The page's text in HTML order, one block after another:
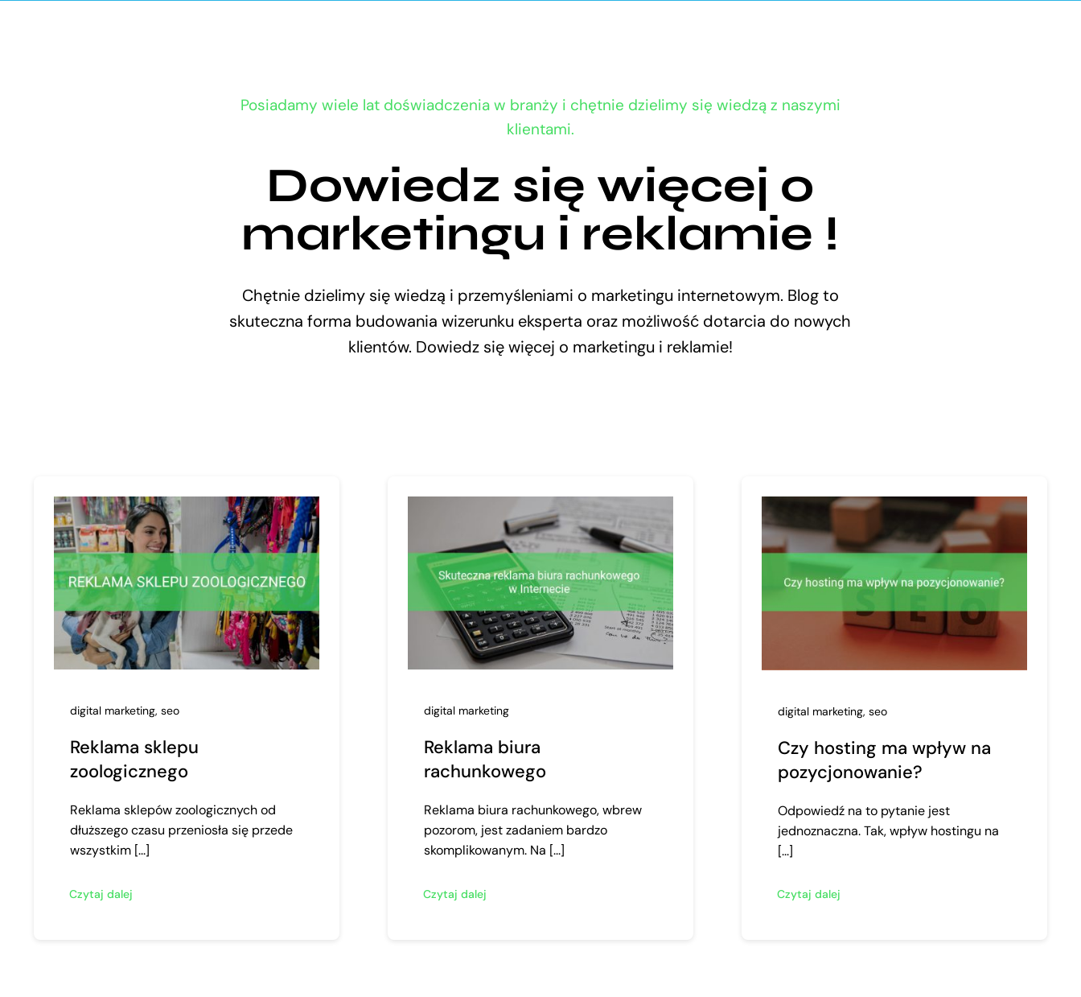
Posiadamy wiele lat doświadczenia w branży i chętnie dzielimy się wiedzą z naszymi
klientami.
Dowiedz się więcej o
marketingu i reklamie !
Chętnie dzielimy się wiedzą i przemyśleniami o marketingu internetowym. Blog to
skuteczna forma budowania wizerunku eksperta oraz możliwość dotarcia do nowych
klientów. Dowiedz się więcej o marketingu i reklamie!
digital marketing, seo
Reklama sklepu
zoologicznego
Reklama sklepów zoologicznych od
dłuższego czasu przeniosła się przede
wszystkim [...]
Czytaj dalej
digital marketing
Reklama biura
rachunkowego
Reklama biura rachunkowego, wbrew
pozorom, jest zadaniem bardzo
skomplikowanym. Na [...]
Czytaj dalej
digital marketing, seo
Czy hosting ma wpływ na
pozycjonowanie?
Odpowiedź na to pytanie jest
jednoznaczna. Tak, wpływ hostingu na
[...]
Czytaj dalej